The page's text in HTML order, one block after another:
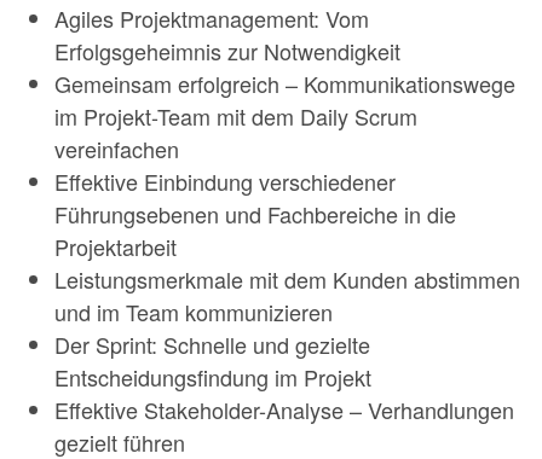
Agiles Projektmanagement: Vom
Erfolgsgeheimnis zur Notwendigkeit
Gemeinsam erfolgreich – Kommunikationswege
im Projekt-Team mit dem Daily Scrum
vereinfachen
Effektive Einbindung verschiedener
Führungsebenen und Fachbereiche in die
Projektarbeit
Leistungsmerkmale mit dem Kunden abstimmen
und im Team kommunizieren
Der Sprint: Schnelle und gezielte
Entscheidungsfindung im Projekt
Effektive Stakeholder-Analyse – Verhandlungen
gezielt führen